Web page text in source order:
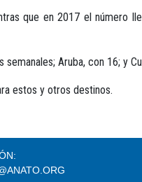
que en 2017 el número
Aruba, con 16; y
estos y otros destinos.